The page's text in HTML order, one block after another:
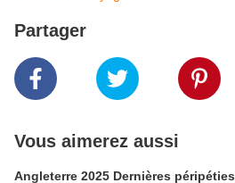
Partager
Vous aimerez aussi
Angleterre 2025 Dernières péripéties